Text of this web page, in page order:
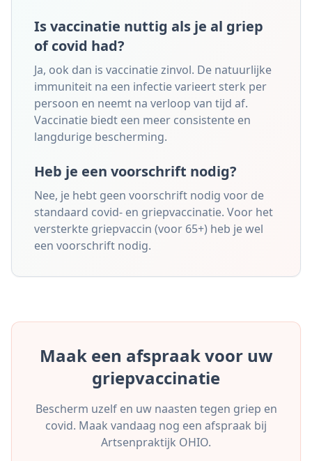
Is vaccinatie nuttig als je al griep
of covid had?
Ja, ook dan is vaccinatie zinvol. De natuurlijke
immuniteit na een infectie varieert sterk per
persoon en neemt na verloop van tijd af.
Vaccinatie biedt een meer consistente en
langdurige bescherming.
Heb je een voorschrift nodig?
Nee, je hebt geen voorschrift nodig voor de
standaard covid- en griepvaccinatie. Voor het
versterkte griepvaccin (voor 65+) heb je wel
een voorschrift nodig.
Maak een afspraak voor uw
griepvaccinatie
Bescherm uzelf en uw naasten tegen griep en
covid. Maak vandaag nog een afspraak bij
Artsenpraktijk OHIO.